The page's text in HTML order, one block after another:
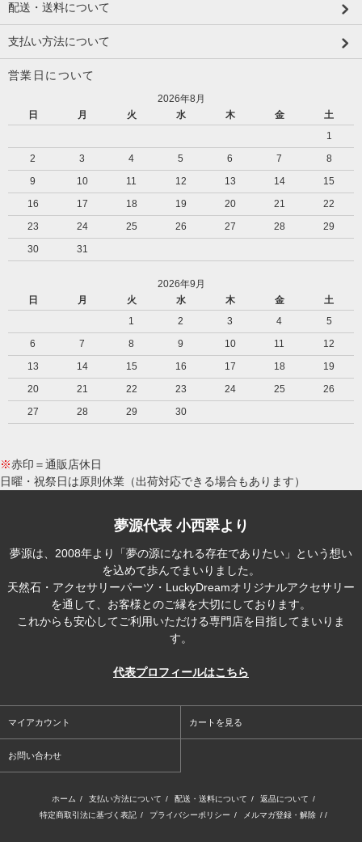
配送・送料について
支払い方法について
営業日について
2026年8月
日
月 火 水 木 金
土
1
2
3 4 5 6 7
8
9
10 11 12 13 14
15
16
17 18 19 20 21
22
23
24 25 26 27 28
29
30
31
2026年9月
日
月 火 水 木 金
土
1
2 3 4
5
6
7 8 9 10 11
12
13
14 15 16 17 18
19
20
21 22 23 24 25
26
27
28 29 30
※赤印＝通販店休日
日曜・祝祭日は原則休業（出荷対応できる場合もあります）
夢源代表 小西翠より
夢源は、2008年より「夢の源になれる存在でありたい」という想い
を込めて歩んでまいりました。
天然石・アクセサリーパーツ・LuckyDreamオリジナルアクセサリー
を通して、お客様とのご縁を大切にしております。
これからも安心してご利用いただける専門店を目指してまいりま
す。
代表プロフィールはこちら
マイアカウント カートを見る
お問い合わせ
ホーム / 支払い方法について / 配送・送料について / 返品について /
特定商取引法に基づく表記 / プライバシーポリシー / メルマガ登録・解除 / /